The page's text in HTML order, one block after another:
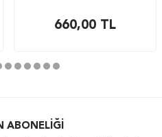
660,00TL
ABONELIĞI